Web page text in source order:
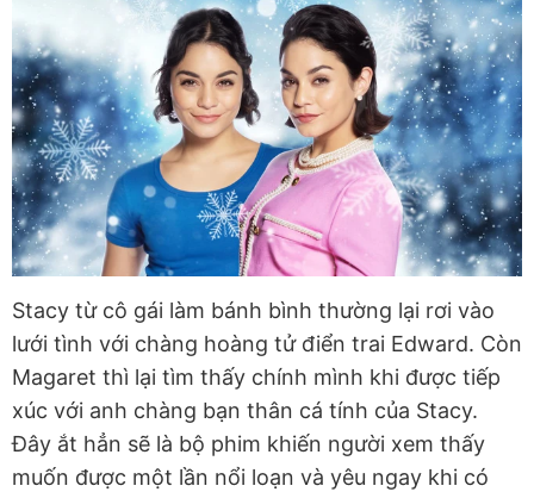
Stacy từ cô gái làm bánh bình thường lại rơi vào
lưới tình với chàng hoàng tử điển trai Edward. Còn
Magaret thì lại tìm thấy chính mình khi được tiếp
xúc với anh chàng bạn thân cá tính của Stacy.
Đây ắt hẳn sẽ là bộ phim khiến người xem thấy
muốn được một lần nổi loạn và yêu ngay khi có